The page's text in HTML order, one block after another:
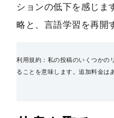
ションの低下を感じま
略と、言語学習を再開
利用規約：私の投稿のいくつかの
ることを意味します。追加料金は